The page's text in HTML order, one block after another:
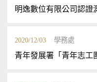
明逸數位有限公司認證
2020/12/03 學務處
青年發展署「青年志工